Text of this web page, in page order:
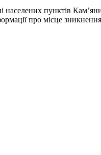
населених пунктів
про місце зникнення